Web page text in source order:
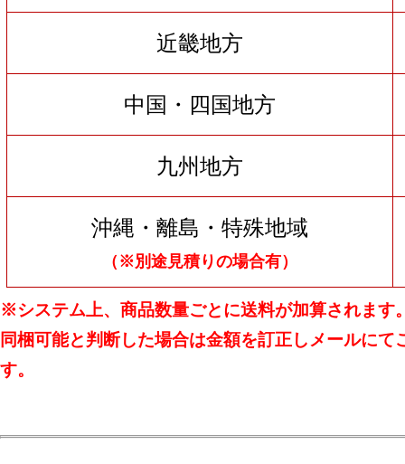
近畿地方
中国・四国地方
九州地方
沖縄・離島・特殊地域
（※別途見積りの場合有）
※システム上、商品数量ごとに送料が加算されます
同梱可能と判断した場合は金額を訂正しメールにて
す。